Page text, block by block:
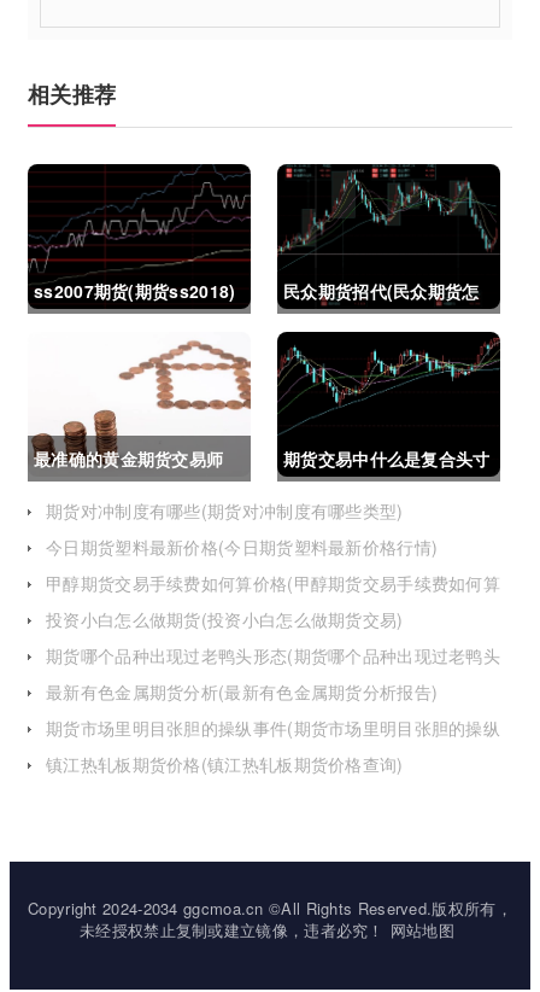
相关推荐
ss2007期货(期货ss2018)
民众期货招代(民众期货怎
么了)
最准确的黄金期货交易师
(最准确的黄金期货交易师
是谁)
期货交易中什么是复合头寸
(期货交易中什么是复合头
寸交易)
期货对冲制度有哪些(期货对冲制度有哪些类型)
今日期货塑料最新价格(今日期货塑料最新价格行情)
甲醇期货交易手续费如何算价格(甲醇期货交易手续费如何算
投资小白怎么做期货(投资小白怎么做期货交易)
期货哪个品种出现过老鸭头形态(期货哪个品种出现过老鸭头
最新有色金属期货分析(最新有色金属期货分析报告)
期货市场里明目张胆的操纵事件(期货市场里明目张胆的操纵
镇江热轧板期货价格(镇江热轧板期货价格查询)
Copyright 2024-2034 ggcmoa.cn ©All Rights Reserved.版权所有，
未经授权禁止复制或建立镜像，违者必究！
网站地图